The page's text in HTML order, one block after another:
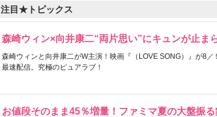
注目★トピックス
森崎ウィン×向井康二“両片思い”にキュンが止ま
森崎ウィンと向井康二がW主演！映画『（LOVE SONG）』が8／
最速配信。究極のピュアラブ！
お値段そのまま45％増量！ファミマ夏の大盤振